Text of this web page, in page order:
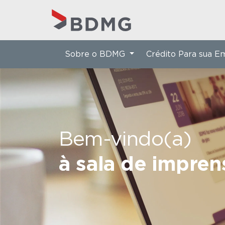
Bem-vindo(a)
à sala de
Sobre o BDMG Crédito Para sua